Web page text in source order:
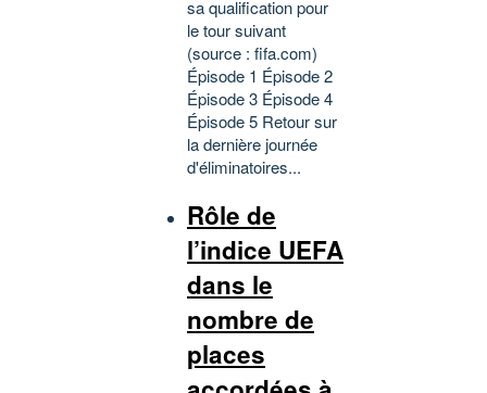
sa qualification pour
le tour suivant
(source : fifa.com)
Épisode 1 Épisode 2
Épisode 3 Épisode 4
Épisode 5 Retour sur
la dernière journée
d'éliminatoires...
Rôle de
l’indice UEFA
dans le
nombre de
places